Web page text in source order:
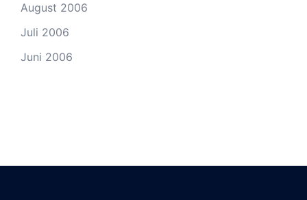
August 2006
Juli 2006
Juni 2006